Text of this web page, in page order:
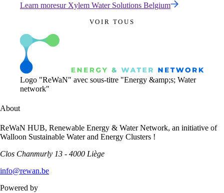
Learn moresur Xylem Water Solutions Belgium
VOIR TOUS
Logo "ReWaN" avec sous-titre "Energy &amp;s; Water
network"
About
ReWaN HUB, Renewable Energy & Water Network, an initiative of
Walloon Sustainable Water and Energy Clusters !
Clos Chanmurly 13 - 4000 Liège
info@rewan.be
Powered by